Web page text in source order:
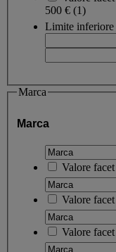
500 € (1)
Limite inferiore
Marca
Marca
Valore facet
Valore facet
Valore facet